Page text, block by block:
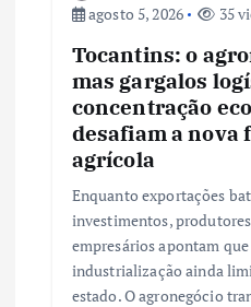
agosto 5, 2026
35
Tocantins: o
mas gargalos
concentração
desafiam a nova
agrícola
Enquanto exportações
investimentos,
empresários apontam
industrialização ainda
estado. O agronegócio